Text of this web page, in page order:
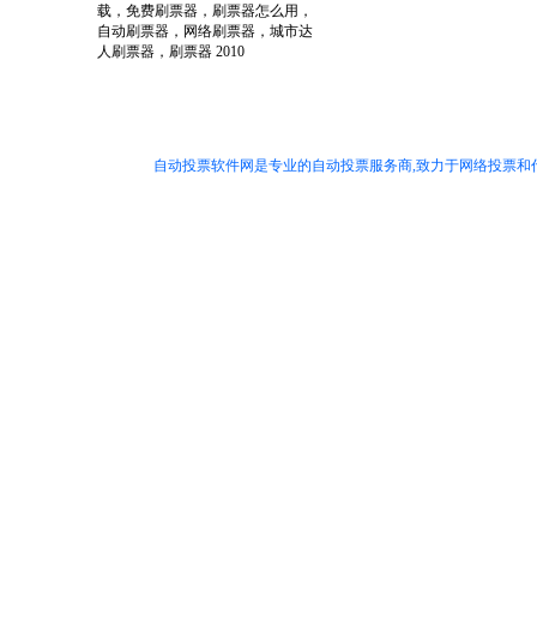
载，免费刷票器，刷票器怎么用，
自动刷票器，网络刷票器，城市达
人刷票器，刷票器 2010
自动投票软件网是专业的自动投票服务商,致力于网络投票